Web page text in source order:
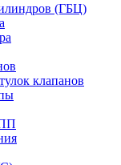
(ГБЦ)
клапанов